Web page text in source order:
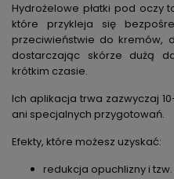
Hydrożelowe płatki pod oczy
które przykleja się
przeciwieństwie do kremów,
dostarczając skórze dużą
krótkim czasie.
Ich aplikacja trwa zazwyczaj
ani specjalnych przygotowań.
Efekty, które możesz uzyskać:
redukcja opuchlizny i